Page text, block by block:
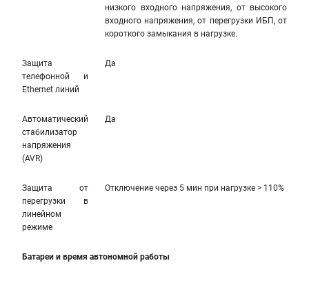
низкого входного напряжения, от высокого
входного напряжения, от перегрузки ИБП, от
короткого замыкания в нагрузке.
Защита
телефонной и
Ethernet линий
Да
Автоматический
стабилизатор
напряжения
(AVR)
Да
Защита от
перегрузки в
линейном
режиме
Отключение через 5 мин при нагрузке > 110%
Батареи и время автономной работы